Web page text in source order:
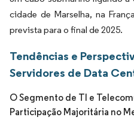
cidade de Marselha, na
prevista para o final de 2025.
Tendências e
Servidores de Data
O Segmento de TI e
Participação Majoritária no